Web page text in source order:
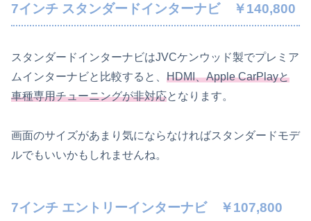
7インチ スタンダードインターナビ ￥140,800
スタンダードインターナビはJVCケンウッド製でプレミア
ムインターナビと比較すると、 HDMI、Apple CarPlayと
車種専用チューニングが非対応となります。
画面のサイズがあまり気にならなければスタンダードモデ
ルでもいいかもしれませんね。
7インチ エントリーインターナビ ￥107,800